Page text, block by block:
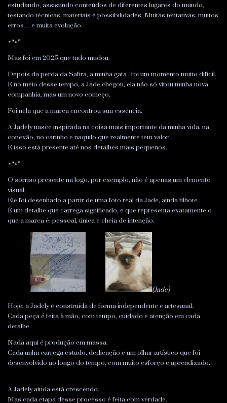
estudando, assistindo conteúdos de diferentes lugares do mundo,
testando técnicas, materiais e possibilidades. Muitas tentativas, muitos
erros… e muita evolução.
⋆🐾°
Mas foi em 2025 que tudo mudou.
Depois da perda da Safira, a minha gata , foi um momento muito dificil.
E no meio desse tempo, a Jade chegou, ela não só virou minha nova
companhia, mas um novo começo.
Foi nela que a marca encontrou sua essência.
A Jadely nasce inspirada nacoisa mais importante da minha vida, na
conexão, no carinho e naquilo que realmente tem valor.
E isso está presente até nos detalhes mais pequenos.
⋆🐾°
O sorriso presente na logo, por exemplo, não é apenas um elemento
visual.
Ele foi desenhado a partir de uma foto real da Jade, ainda filhote.
É um detalhe que carrega significado, e que representa exatamente o
que a marca é: pessoal, única e cheia de intenção.
(Jade)
Hoje, a Jadely é construída de forma independente e artesanal.
Cada peça é feita à mão, com tempo, cuidado e atenção em cada
detalhe.
Nada aqui é produção em massa.
Cada unha carrega estudo, dedicação e um olhar artístico que foi
desenvolvido ao longo do tempo, com muito esforço e aprendizado.
A Jadely ainda está crescendo.
Mas cada etapa desse processo é feita com verdade.